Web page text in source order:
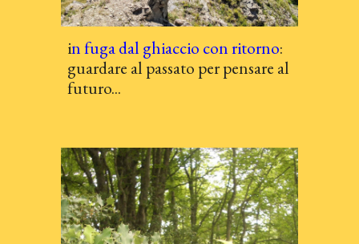
in fuga dal ghiaccio con ritorno:
guardare al passato per pensare al
futuro...